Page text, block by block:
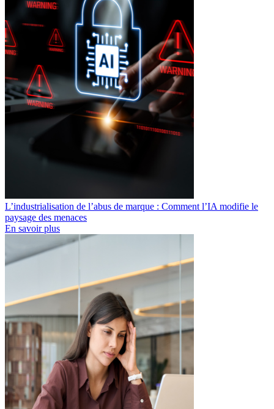
L’industrialisation de l’abus de marque : Comment l’IA modifie le
paysage des menaces
En savoir plus